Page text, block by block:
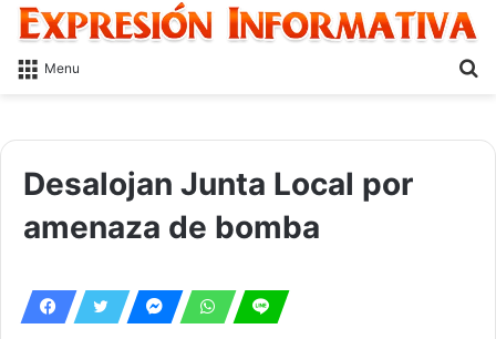
Menu
Desalojan Junta Local por
amenaza de bomba